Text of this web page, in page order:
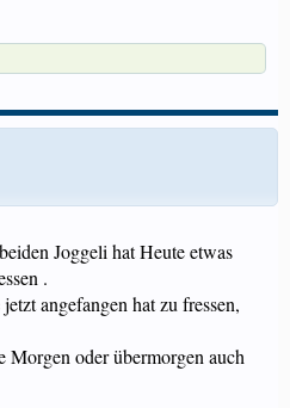
Joggeli hat Heute etwas
.
angefangen hat zu fressen,
Morgen oder übermorgen auch